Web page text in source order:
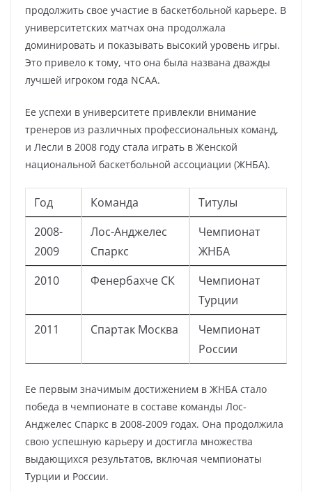
продолжить свое участие в баскетбольной карьере. В
университетских матчах она продолжала
доминировать и показывать высокий уровень игры.
Это привело к тому, что она была названа дважды
лучшей игроком года NCAA.
Ее успехи в университете привлекли внимание
тренеров из различных профессиональных команд,
и Лесли в 2008 году стала играть в Женской
национальной баскетбольной ассоциации (ЖНБА).
Год Команда
Титулы
2008-
2009
Лос-Анджелес
Спаркс
Чемпионат
ЖНБА
2010
Фенербахче СК
Чемпионат
Турции
2011
Спартак Москва
Чемпионат
России
Ее первым значимым достижением в ЖНБА стало
победа в чемпионате в составе команды Лос-
Анджелес Спаркс в 2008-2009 годах. Она продолжила
свою успешную карьеру и достигла множества
выдающихся результатов, включая чемпионаты
Турции и России.